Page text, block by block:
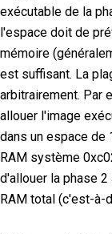
exécutable de la
l'espace doit de
mémoire
est suffisant. La
arbitrairement. Par
allouer l'image
dans un espace de
RAM système
d'allouer la phase
RAM total (c'est-à-